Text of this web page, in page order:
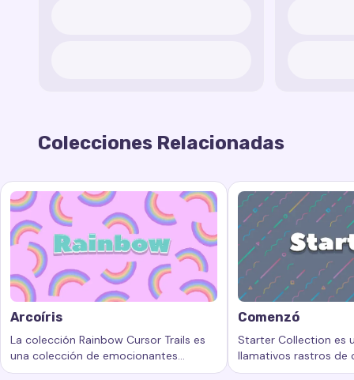
Colecciones Relacionadas
Arcoíris
La colección Rainbow Cursor Trails es
una colección de emocionantes
rastros de cursor que agregan un
Palabras clave:Arcoíris, rastros de cursor
Comenzó
Starter Collection es
llamativos rastros de
añaden un nuevo
Palabras clave: